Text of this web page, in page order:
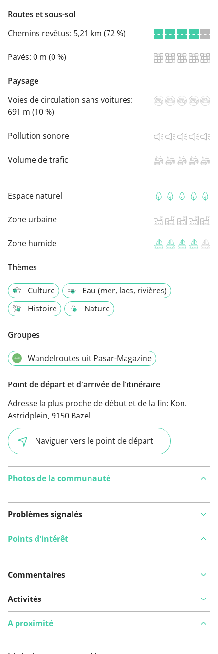
Routes et sous-sol
Chemins revêtus: 5,21 km (72 %)
Pavés: 0 m (0 %)
Paysage
Voies de circulation sans voitures:
691 m (10 %)
Pollution sonore
Volume de trafic
Espace naturel
Zone urbaine
Zone humide
Thèmes
Culture
Eau (mer, lacs, rivières)
Histoire
Nature
Groupes
Wandelroutes uit Pasar-Magazine
Point de départ et d'arrivée de l'itinéraire
Adresse la plus proche de début et de la fin: Kon.
Astridplein, 9150 Bazel
Naviguer vers le point de départ
Photos de la communauté
Problèmes signalés
Voir sur la carte
Vous avez remarqué quelque chose sur cet itinéraire ?
Points d'intérêt
Commentaires
Activités
A proximité